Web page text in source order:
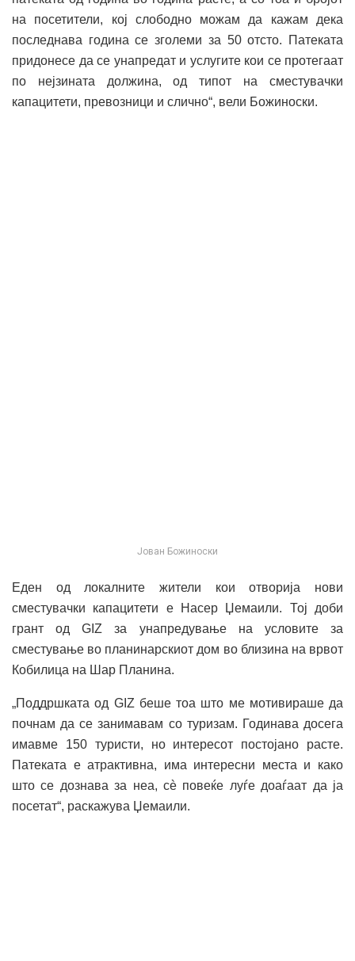
на посетители, кој слободно можам да кажам дека
последнава година се зголеми за 50 отсто. Патеката
придонесе да се унапредат и услугите кои се протегаат
по нејзината должина, од типот на сместувачки
капацитети, превозници и слично“, вели Божиноски.
Јован Божиноски
Еден од локалните жители кои отворија нови
сместувачки капацитети е Насер Џемаили. Тој доби
грант од GIZ за унапредување на условите за
сместување во планинарскиот дом во близина на врвот
Кобилица на Шар Планина.
„Поддршката од GIZ беше тоа што ме мотивираше да
почнам да се занимавам со туризам. Годинава досега
имавме 150 туристи, но интересот постојано расте.
Патеката е атрактивна, има интересни места и како
што се дознава за неа, сè повеќе луѓе доаѓаат да ја
посетат“, раскажува Џемаили.